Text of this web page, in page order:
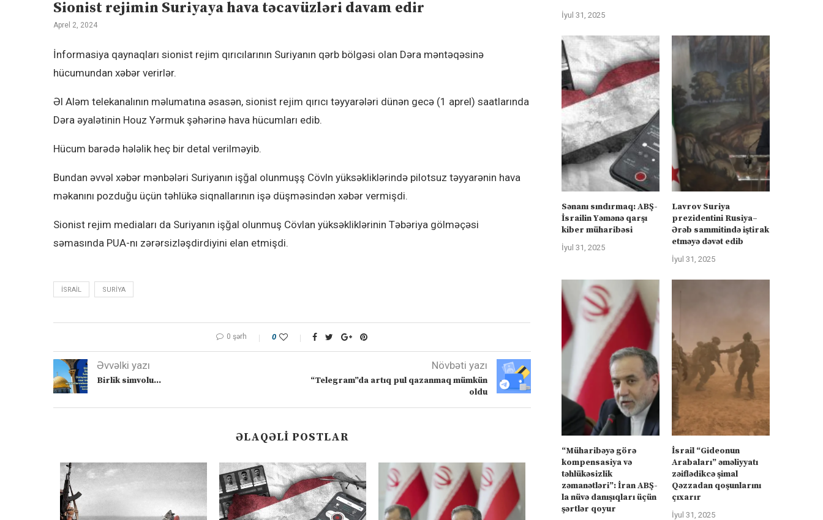
Sionist rejimin Suriyaya hava təcavüzləri davam edir
Aprel 2, 2024
İnformasiya qaynaqları sionist rejim qırıcılarının Suriyanın qərb bölgəsi olan Dəra məntəqəsinə
hücumundan xəbər verirlər.
Əl Aləm telekanalının məlumatına əsasən, sionist rejim qırıcı təyyarələri dünən gecə (1 aprel) saatlarında
Dəra əyalətinin Houz Yərmuk şəhərinə hava hücumları edib.
Hücum barədə hələlik heç bir detal verilməyib.
Bundan əvvəl xəbər mənbələri Suriyanın işğal olunmuşş Cövln yüksəkliklərində pilotsuz təyyarənin hava
məkanını pozduğu üçün təhlükə siqnallarının işə düşməsindən xəbər vermişdi.
Sionist rejim mediaları da Suriyanın işğal olunmuş Cövlan yüksəkliklərinin Təbəriya gölməçəsi
səmasında PUA-nı zərərsizləşdirdiyini elan etmişdi.
ISRAIL SURIYA
0 şərh 0
Əvvəlki yazı
Birlik simvolu…
Növbəti yazı
“Telegram”da artıq pul qazanmaq mümkün
oldu
ƏLAQƏLI POSTLAR
İyul 31, 2025
Sənanı sındırmaq: ABŞ-
İsrailin Yəmənə qarşı
kiber müharibəsi
İyul 31, 2025
Lavrov Suriya
prezidentini Rusiya–
Ərəb sammitində iştirak
etməyə dəvət edib
İyul 31, 2025
“Müharibəyə görə
kompensasiya və
təhlükəsizlik
zəmanətləri”: İran ABŞ-
la nüvə danışıqları üçün
şərtlər qoyur
İsrail “Gideonun
Arabaları” əməliyyatı
zəiflədikcə şimal
Qəzzadan qoşunlarını
çıxarır
İyul 31, 2025